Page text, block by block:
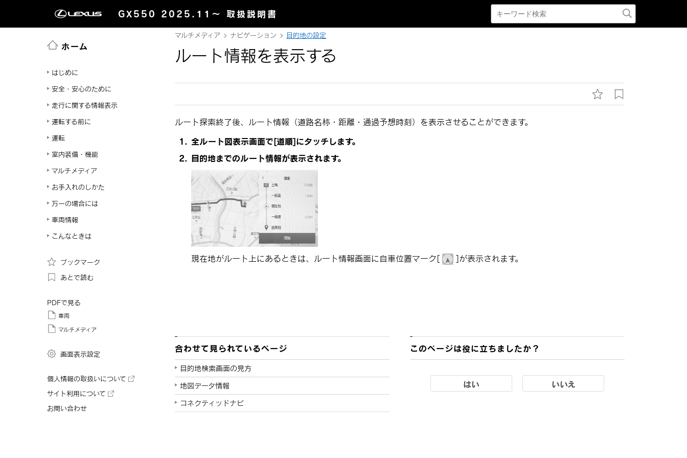
GX550 2025.11～ 取扱説明書
ホーム
はじめに
安全・安心のために
走行に関する情報表示
運転する前に
運転
室内装備・機能
マルチメディア
お手入れのしかた
万一の場合には
車両情報
こんなときは
ブックマーク
あとで読む
PDFで見る
車両
マルチメディア
画面表示設定
個人情報の取扱いについて
サイト利用について
お問い合わせ
マルチメディア ナビゲーション 目的地の設定
ルート情報を表示する
ルート探索終了後、ルート情報（道路名称・距離・通過予想時刻）を表示させることができます。
全ルート図表示画面で[‍道順‍]にタッチします。
目的地までのルート情報が表示されます。
現在地がルート上にあるときは、ルート情報画面に自車位置マーク[‍ ‍]が表示されます。
合わせて見られているページ
目的地検索画面の見方
地図データ情報
コネクティッドナビ
このページは役に立ちましたか？
はい いいえ